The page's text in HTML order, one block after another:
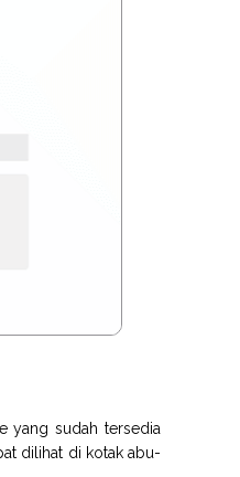
yang sudah tersedia
dilihat di kotak abu-